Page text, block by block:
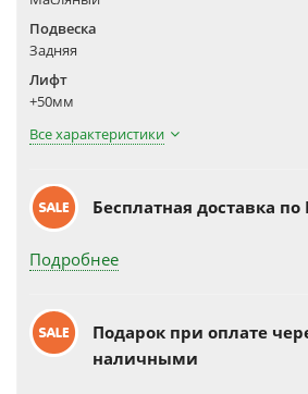
Подвеска
Задняя
Лифт
+50мм
Все характеристики
Бесплатная доставка по
Подробнее
Подарок при оплате
наличными